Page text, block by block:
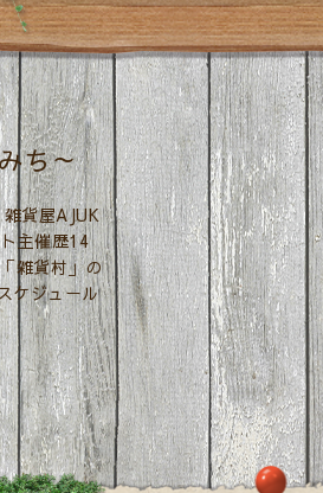
ち～
貨屋AJUK
主催歴14
雑貨村」の
ケジュール